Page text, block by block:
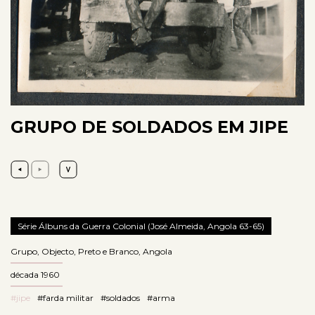
GRUPO DE SOLDADOS EM JIPE
Série Álbuns da Guerra Colonial (José Almeida, Angola 63-65)
Grupo Objecto Preto e Branco Angola
década 1960
#jipe #farda militar #soldados #arma